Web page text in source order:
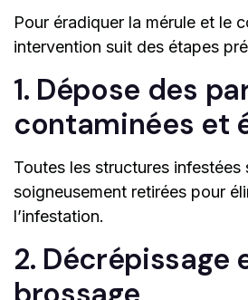
Pour éradiquer la mérule et le
intervention suit des étapes
1. Dépose des
contaminées et
Toutes les structures infestées
soigneusement retirées pour
l’infestation.
2. Décrépissage